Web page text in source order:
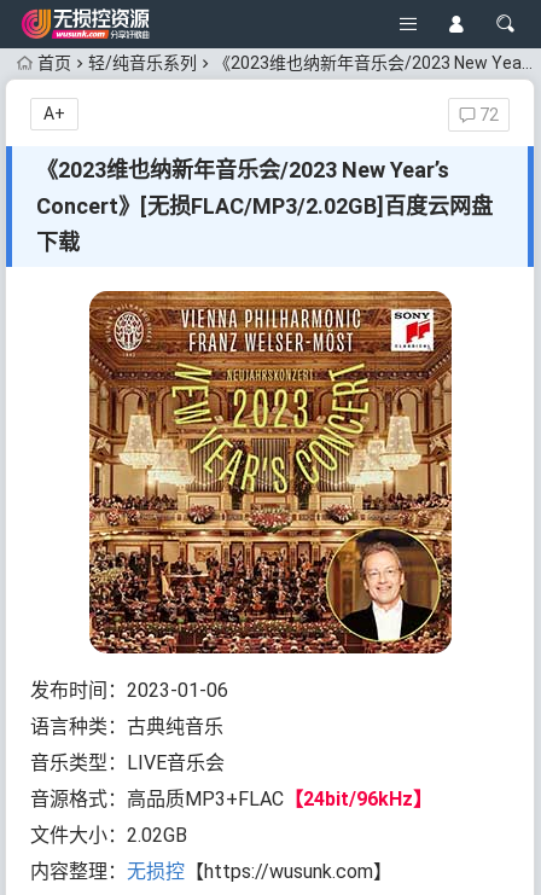
首页 轻/纯音乐系列 《2023维也纳新年音乐会/2023 New Year’s Concert》[无损FLAC/MP3/2.02GB]百度云网盘下载
《2023维也纳新年音乐会/2023 New Year’s
Concert》[无损FLAC/MP3/2.02GB]百度云网盘
下载
72
A+
发布时间：2023-01-06
语言种类：古典纯音乐
音乐类型：LIVE音乐会
音源格式：高品质MP3+FLAC 【24bit/96kHz】
文件大小：2.02GB
内容整理：无损控 【https://wusunk.com】